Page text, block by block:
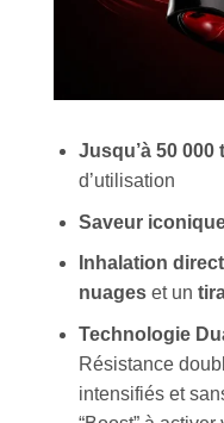
Jusqu’à 50 000
d’utilisation
Saveur
Inhalation
nuageset un
Technologie
Résistance
intensifiés et